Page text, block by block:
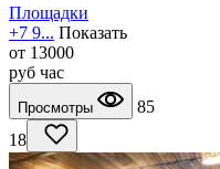
Площадки
+7 9... Показать
от 13000
руб час
Просмотры
85
18